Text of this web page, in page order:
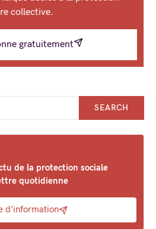
collective.
gratuitement
SEARCH
de la protection sociale
quotidienne
d'information